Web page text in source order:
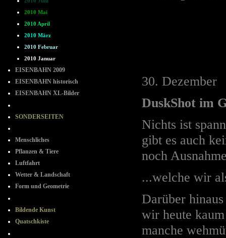
2010 Mai
2010 April
2010 März
2010 Februar
2010 Januar
EISENBAHN 2009
EISENBAHN historisch
EISENBAHN XL-Bilder
SONDERSEITEN
Menschliches
Pflanzen & Tiere
Luftfahrt
Wetter & Landschaft
Form und Geometrie
Bildende Kunst
Quatschkiste
30. Dezember
DuskShot im
Nichts ist
gibt es auch
noch
...welche wir
Darüber
wir heute
manche